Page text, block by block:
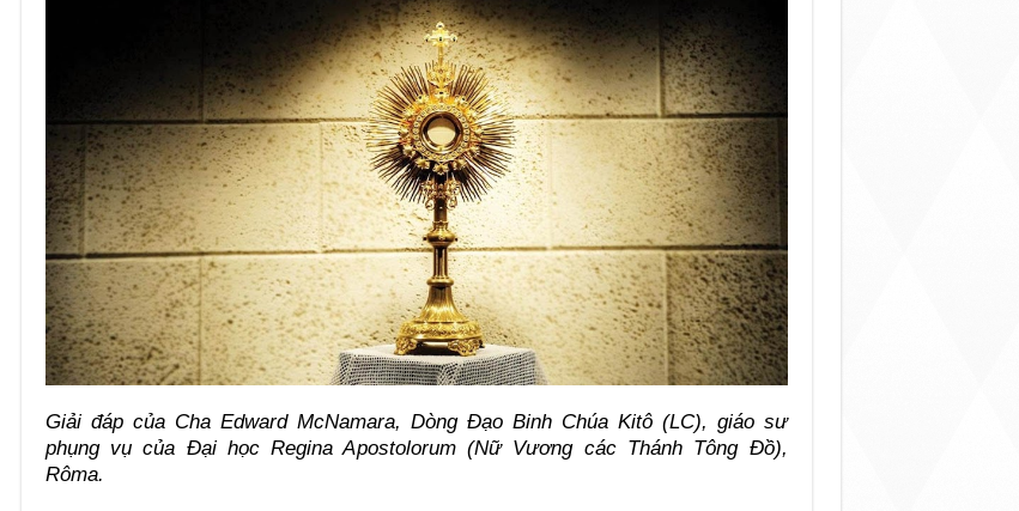
Giải đáp của Cha Edward McNamara, Dòng Đạo Binh Chúa Kitô (LC), giáo sư
phụng vụ của Đại học Regina Apostolorum (Nữ Vương các Thánh Tông Đồ),
Rôma.